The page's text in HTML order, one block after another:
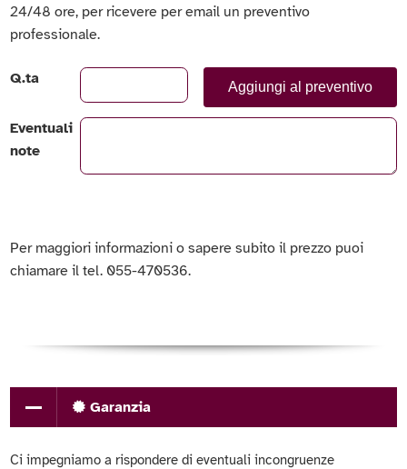
24/48 ore, per ricevere per email un preventivo
professionale.
Q.ta Aggiungi al preventivo
Eventuali
note
Per maggiori informazioni o sapere subito il prezzo puoi
chiamare il tel. 055-470536.
Garanzia
Ci impegniamo a rispondere di eventuali incongruenze